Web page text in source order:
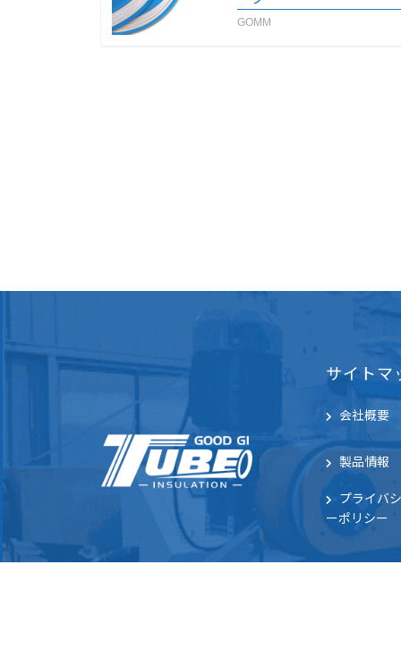
GOMM
サイトマ
会社概要
製品情報
プライバシ
ーポリシー